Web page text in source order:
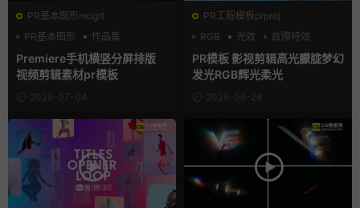
PR基本图形mogrt
PR基本图形
作品集
分屏模板
Premiere手机横竖分屏排版
视频剪辑素材pr模板
2026-07-04
PR工程模板prproj
RGB
光效 故障特效
PR模板 影视剪辑高光朦胧梦幻
发光RGB辉光柔光
2026-06-28